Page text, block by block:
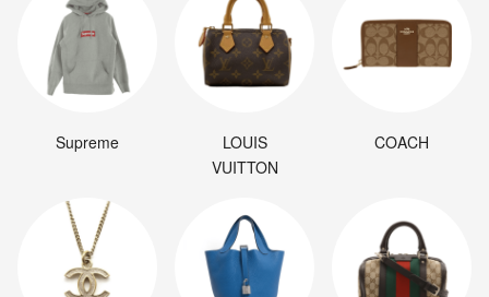
Supreme
LOUIS
VUITTON
COACH